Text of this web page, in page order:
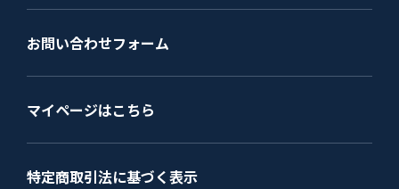
お問い合わせフォーム
マイページはこちら
特定商取引法に基づく表示